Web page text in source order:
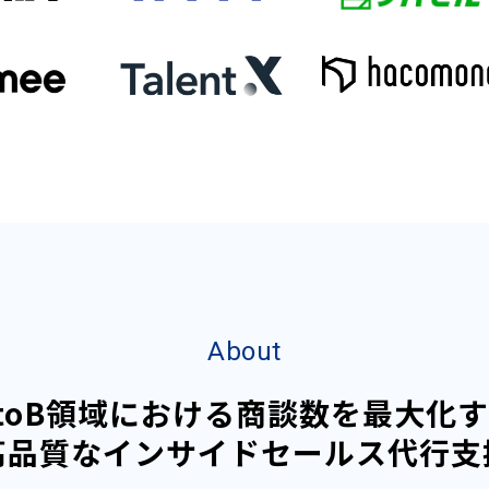
About
領域における商談数を最大化
質なインサイドセールス代行